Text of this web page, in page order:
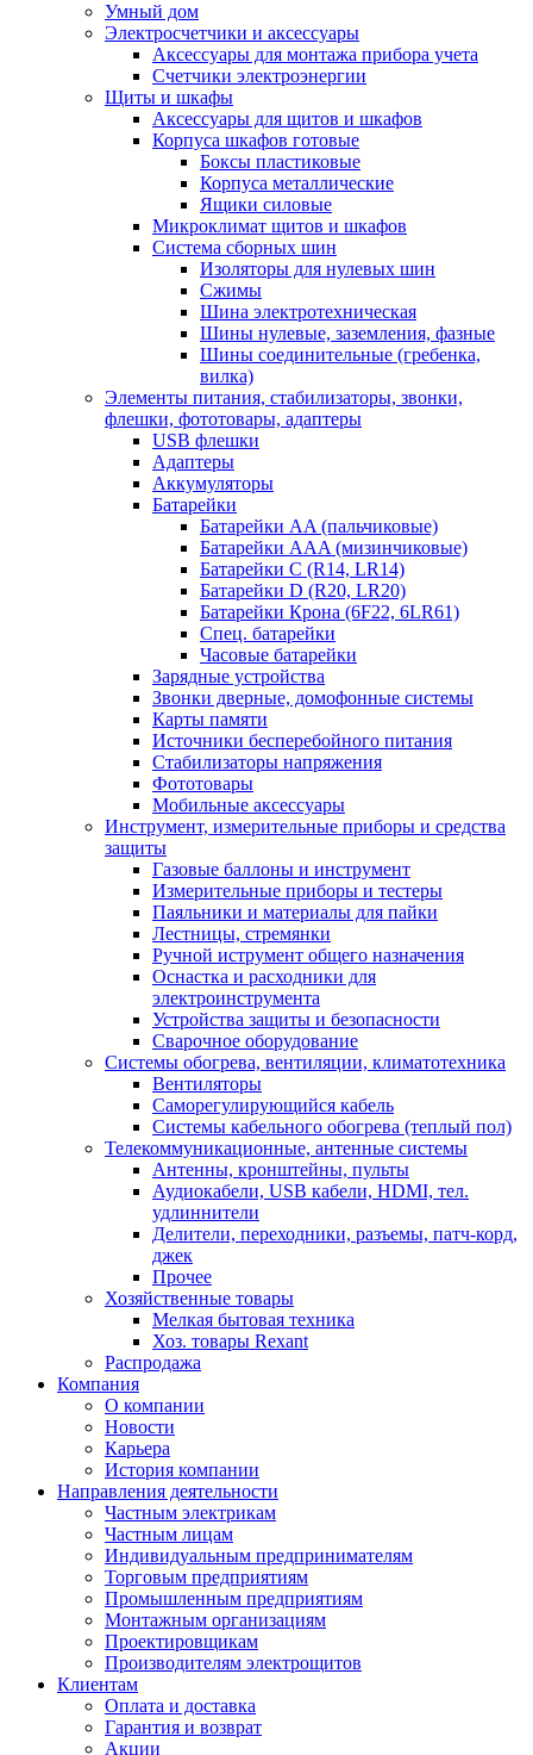
Умный дом
Электросчетчики и аксессуары
Аксессуары для монтажа прибора учета
Счетчики электроэнергии
Щиты и шкафы
Аксессуары для щитов и шкафов
Корпуса шкафов готовые
Боксы пластиковые
Корпуса металлические
Ящики силовые
Микроклимат щитов и шкафов
Система сборных шин
Изоляторы для нулевых шин
Сжимы
Шина электротехническая
Шины нулевые, заземления, фазные
Шины соединительные (гребенка,
вилка)
Элементы питания, стабилизаторы, звонки,
флешки, фототовары, адаптеры
USB флешки
Адаптеры
Аккумуляторы
Батарейки
Батарейки AA (пальчиковые)
Батарейки AAA (мизинчиковые)
Батарейки C (R14, LR14)
Батарейки D (R20, LR20)
Батарейки Крона (6F22, 6LR61)
Спец. батарейки
Часовые батарейки
Зарядные устройства
Звонки дверные, домофонные системы
Карты памяти
Источники бесперебойного питания
Стабилизаторы напряжения
Фототовары
Мобильные аксессуары
Инструмент, измерительные приборы и средства
защиты
Газовые баллоны и инструмент
Измерительные приборы и тестеры
Паяльники и материалы для пайки
Лестницы, стремянки
Ручной иструмент общего назначения
Оснастка и расходники для
электроинструмента
Устройства защиты и безопасности
Сварочное оборудование
Системы обогрева, вентиляции, климатотехника
Вентиляторы
Саморегулирующийся кабель
Системы кабельного обогрева (теплый пол)
Телекоммуникационные, антенные системы
Антенны, кронштейны, пульты
Аудиокабели, USB кабели, HDMI, тел.
удлиннители
Делители, переходники, разъемы, патч-корд,
джек
Прочее
Хозяйственные товары
Мелкая бытовая техника
Хоз. товары Rexant
Распродажа
Компания
О компании
Новости
Карьера
История компании
Направления деятельности
Частным электрикам
Частным лицам
Индивидуальным предпринимателям
Торговым предприятиям
Промышленным предприятиям
Монтажным организациям
Проектировщикам
Производителям электрощитов
Клиентам
Оплата и доставка
Гарантия и возврат
Акции